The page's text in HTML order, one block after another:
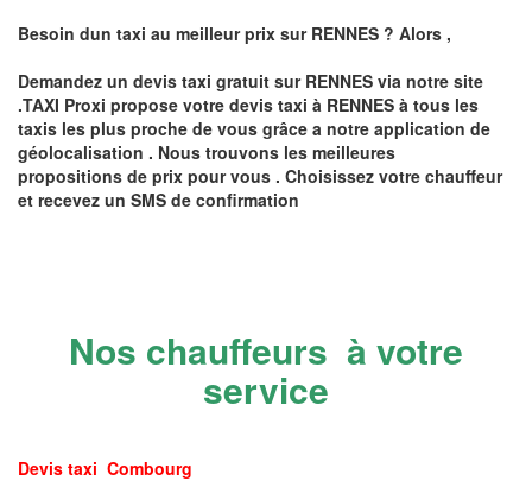
Besoin dun taxi au meilleur prix sur RENNES ? Alors ,
Demandez un devis taxi gratuit sur RENNES via notre site
.TAXI Proxi propose votre devis taxi à RENNES à tous les
taxis les plus proche de vous grâce a notre application de
géolocalisation . Nous trouvons les meilleures
propositions de prix pour vous . Choisissez votre chauffeur
et recevez un SMS de confirmation
Nos chauffeurs à votre
service
Devis taxi Combourg